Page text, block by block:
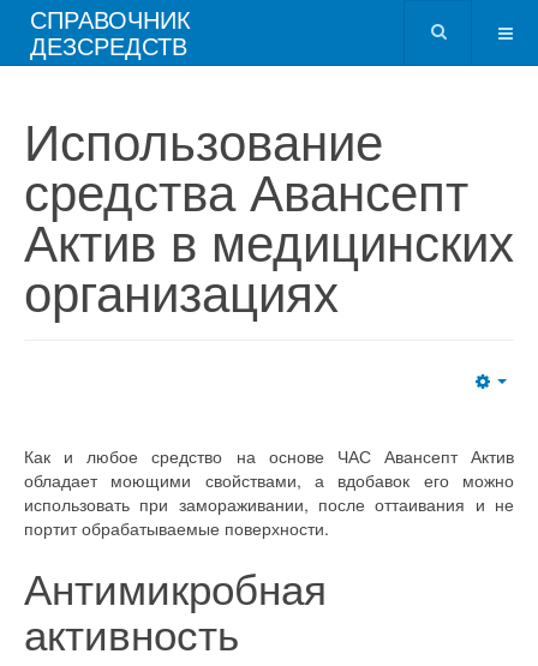
СПРАВОЧНИК
ДЕЗСРЕДСТВ
Использование
средства Авансепт
Актив в медицинских
организациях
Как и любое средство на основе ЧАС Авансепт Актив
обладает моющими свойствами, а вдобавок его можно
использовать при замораживании, после оттаивания и не
портит обрабатываемые поверхности.
Антимикробная
активность